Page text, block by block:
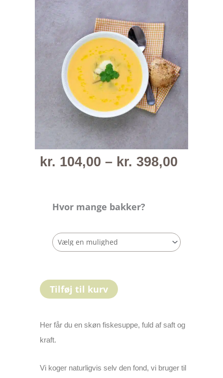
kr. 104,00 – kr. 398,00
Hvor mange bakker?
Tilføj til kurv
Her får du en skøn fiskesuppe, fuld af saft og
kraft.
Vi koger naturligvis selv den fond, vi bruger til